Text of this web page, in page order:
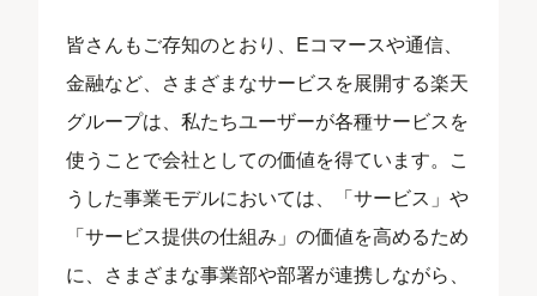
皆さんもご存知のとおり、Eコマースや通信、
金融など、さまざまなサービスを展開する楽天
グループは、私たちユーザーが各種サービスを
使うことで会社としての価値を得ています。こ
うした事業モデルにおいては、「サービス」や
「サービス提供の仕組み」の価値を高めるため
に、さまざまな事業部や部署が連携しながら、